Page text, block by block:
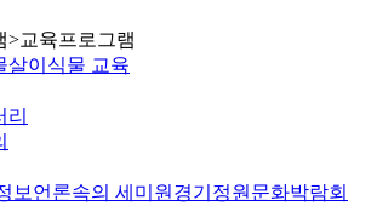
>교육프로그램
살이식물 교육
리
보 언론속의 세미원 경기정원문화박람회